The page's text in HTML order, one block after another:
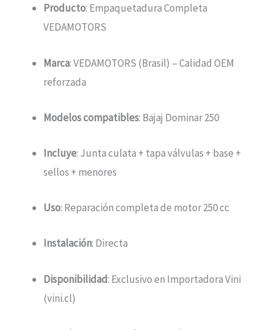
Producto: Empaquetadura Completa
VEDAMOTORS
Marca: VEDAMOTORS (Brasil) – Calidad OEM
reforzada
Modelos compatibles: Bajaj Dominar 250
Incluye: Junta culata + tapa válvulas + base +
sellos + menores
Uso: Reparación completa de motor 250 cc
Instalación: Directa
Disponibilidad: Exclusivo en Importadora Vini
(vini.cl)